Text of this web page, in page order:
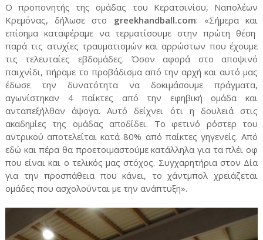
Ο προπονητής της ομάδας του Κερατσινίου, Ναπολέων
Κρεμόνας, δήλωσε στο greekhandball.com: «Σήμερα και
επίσημα καταφέραμε να τερματίσουμε στην πρώτη θέση
παρά τις ατυχίες τραυματισμών και αρρώστων που έχουμε
τις τελευταίες εβδομάδες. Όσον αφορά στο αποψινό
παιχνίδι, πήραμε το προβάδισμα από την αρχή και αυτό μας
έδωσε την δυνατότητα να δοκιμάσουμε πράγματα,
αγωνίστηκαν 4 παίκτες από την εφηβική ομάδα και
ανταπεξήλθαν άψογα. Αυτό δείχνει ότι η δουλειά στις
ακαδημίες της ομάδας αποδίδει. Το φετινό ρόστερ του
αντρικού αποτελείται κατά 80% από παίκτες γηγενείς. Από
εδώ και πέρα θα προετοιμαστούμε κατάλληλα για τα πλέι οφ
που είναι και ο τελικός μας στόχος. Συγχαρητήρια στον Δία
για την προσπάθεια που κάνει, το χάντμπολ χρειάζεται
ομάδες που ασχολούνται με την ανάπτυξη».